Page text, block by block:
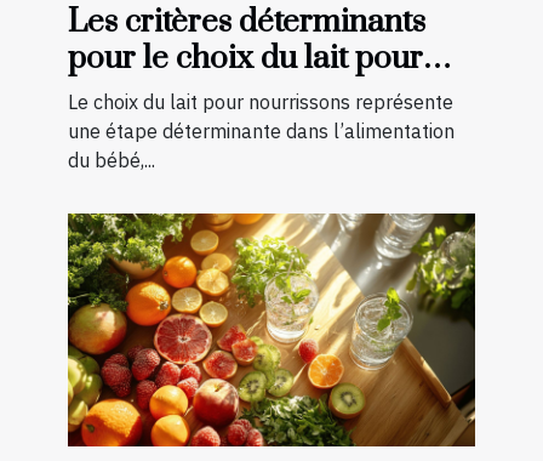
Les critères déterminants
pour le choix du lait pour
nourrissons
Le choix du lait pour nourrissons représente
une étape déterminante dans l’alimentation
du bébé,...